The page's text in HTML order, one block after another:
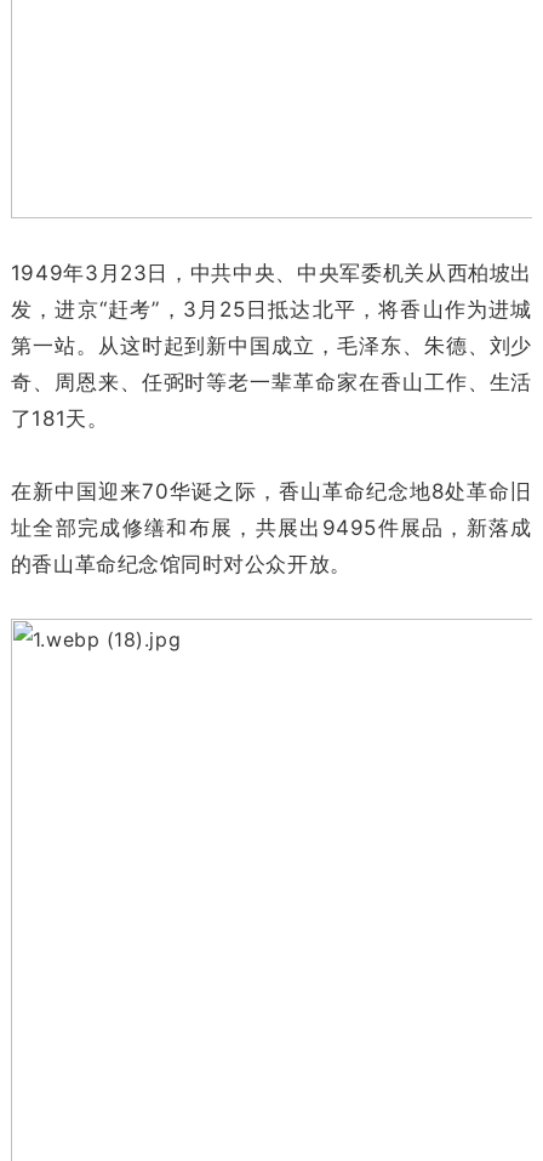
1949年3月23日，中共中央、中央军委机关从西柏坡出
发，进京“赶考”，3月25日抵达北平，将香山作为进城
第一站。从这时起到新中国成立，毛泽东、朱德、刘少
奇、周恩来、任弼时等老一辈革命家在香山工作、生活
了181天。
在新中国迎来70华诞之际，香山革命纪念地8处革命旧
址全部完成修缮和布展，共展出9495件展品，新落成
的香山革命纪念馆同时对公众开放。